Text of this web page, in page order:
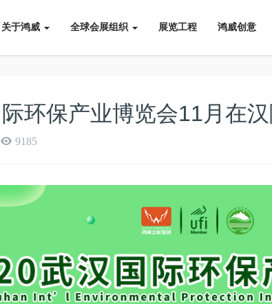
关于鸿威 全球会展组织 展览工程 鸿威创意
环保产业博览会11月在
9185